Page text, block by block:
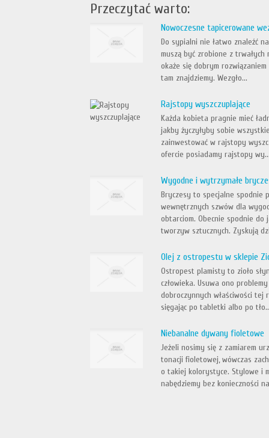
Przeczytać warto:
Nowoczesne tapicerowane
Do sypialni nie łatwo znaleźć
muszą być zrobione z
okaże się dobrym
tam znajdziemy. Wezgło...
Rajstopy wyszczuplające
Każda kobieta pragnie mieć
jakby życzyłyby sobie
zainwestować w rajstopy
ofercie posiadamy rajstopy
Wygodne i wytrzymałe
Bryczesy to specjalne spodnie
wewnętrznych szwów dla
obtarciom. Obecnie spodnie
tworzyw sztucznych. Zyskują
Olej z ostropestu w sklepie
Ostropest plamisty to zioło
człowieka. Usuwa ono
dobroczynnych właściwości
sięgając po tabletki albo po
Niebanalne dywany fioletowe
Jeżeli nosimy się z zamiarem
tonacji fioletowej, wówczas
o takiej kolorystyce. Stylowe i
nabędziemy bez konieczności